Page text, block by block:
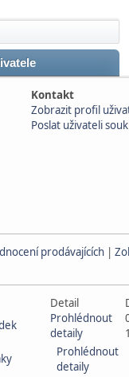
Kontakt
Zobrazit profil
Poslat uživateli
prodávajících |
Detail
Prohlédnout
detaily
Prohlédnout
detaily